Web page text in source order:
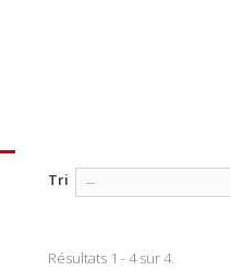
Tri --
Résultats 1 - 4 sur 4.